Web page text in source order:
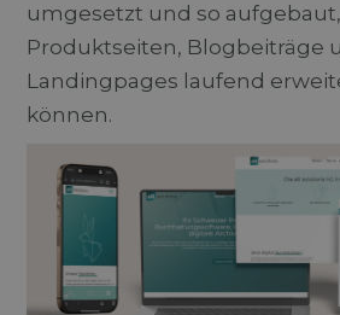
umgesetzt und so
Produktseiten, Blogbeiträge
Landingpages laufend
können.